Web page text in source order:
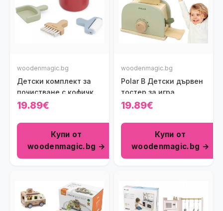
woodenmagic.bg
Детски комплект за
почистване с кофичка
Viga Toys
19.89€
Купи от
woodenmagic.bg →
woodenmagic.bg
Polar B Детски дървен
тостер за игра
19.89€
Купи от
woodenmagic.bg →